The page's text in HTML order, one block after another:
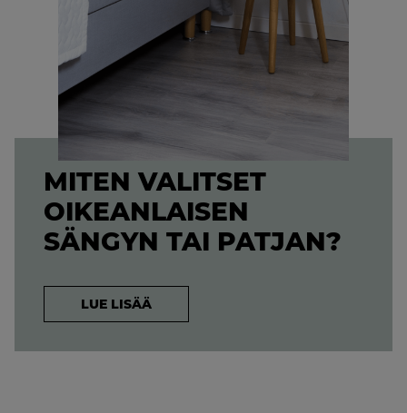
MITEN VALITSET
OIKEANLAISEN
SÄNGYN TAI PATJAN?
LUE LISÄÄ